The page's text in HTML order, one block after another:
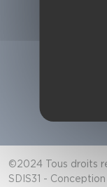
©2024 Tous droits
SDIS31 -